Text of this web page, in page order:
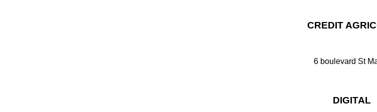
Sur internet
CREDIT
6 boulevard St
Sur internet
DIGITAL